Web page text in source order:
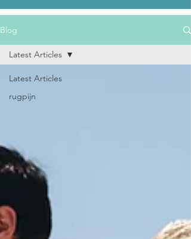
Blog
Latest Articles
rugpijn
Latest Articles